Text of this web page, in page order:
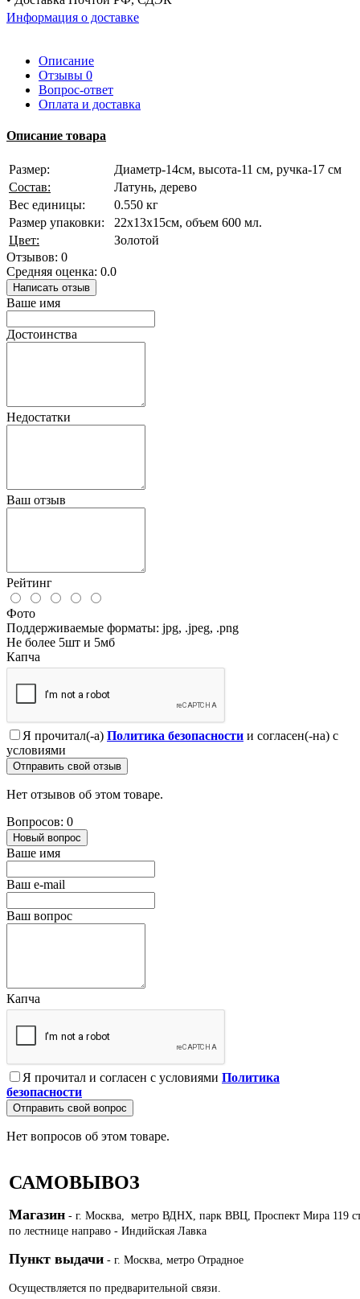
Информация о доставке
Описание
Отзывы 0
Вопрос-ответ
Оплата и доставка
Описание товара
Размер:
Диаметр-14см, высота-11 см, ручка-17 см
Состав:
Латунь, дерево
Вес единицы:
0.550 кг
Размер упаковки:
22х13х15см, объем 600 мл.
Цвет:
Золотой
Отзывов: 0
Средняя оценка: 0.0
Написать отзыв
Ваше имя
Достоинства
Недостатки
Ваш отзыв
Рейтинг
Фото
Поддерживаемые форматы: jpg, .jpeg, .png
Не более 5шт и 5мб
Капча
Я прочитал(-а) Политика безопасности и согласен(-на) с
условиями
Отправить свой отзыв
Нет отзывов об этом товаре.
Вопросов: 0
Новый вопрос
Ваше имя
Ваш e-mail
Ваш вопрос
Капча
Я прочитал и согласен с условиями Политика
безопасности
Отправить свой вопрос
Нет вопросов об этом товаре.
САМОВЫВОЗ
Магазин - г. Москва, метро ВДНХ, парк ВВЦ, Проспект Мира 119
по лестнице направо - Индийская Лавка
Пункт выдачи - г. Москва, метро Отрадное
Осуществляется по предварительной связи.